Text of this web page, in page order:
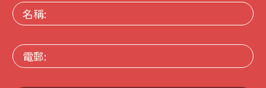
名
稱:
電
郵: